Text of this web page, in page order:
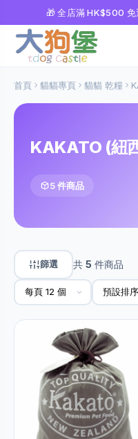
🎁 全店滿 HK$500 免
首頁 貓貓專頁 貓貓 乾糧
KAKATO (紐
5 件商品
篩選 共 5 件商品